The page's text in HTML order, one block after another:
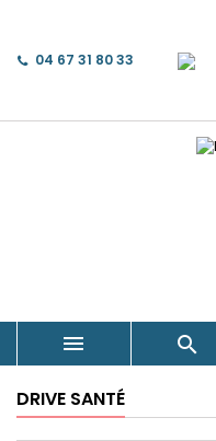
04 67 31 80 33
 
DRIVE SANTÉ